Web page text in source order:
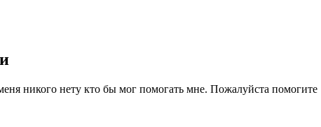
никого нету кто бы мог помогать мне. Пожалуйста помогите